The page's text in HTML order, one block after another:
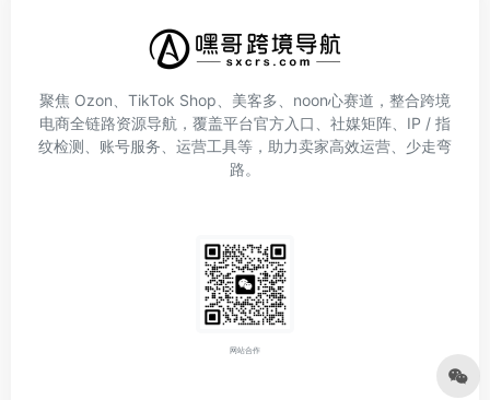
聚焦 Ozon、TikTok Shop、美客多、noon心赛道，整合跨境
电商全链路资源导航，覆盖平台官方入口、社媒矩阵、IP / 指
纹检测、账号服务、运营工具等，助力卖家高效运营、少走弯
路。
网站合作